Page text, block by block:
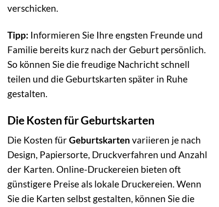
verschicken.
Tipp: Informieren Sie Ihre engsten Freunde und
Familie bereits kurz nach der Geburt persönlich.
So können Sie die freudige Nachricht schnell
teilen und die Geburtskarten später in Ruhe
gestalten.
Die Kosten für Geburtskarten
Die Kosten fürGeburtskarten variieren je nach
Design, Papiersorte, Druckverfahren und Anzahl
der Karten. Online-Druckereien bieten oft
günstigere Preise als lokale Druckereien. Wenn
Sie die Karten selbst gestalten, können Sie die